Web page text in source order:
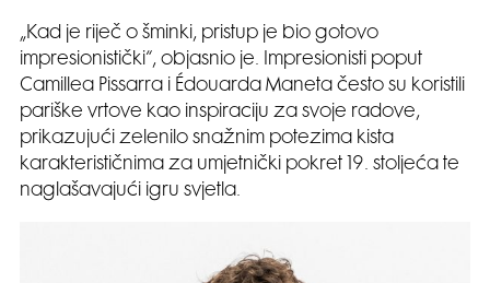
„Kad je riječ o šminki, pristup je bio gotovo
impresionistički“, objasnio je. Impresionisti poput
Camillea Pissarra i Édouarda Maneta često su koristili
pariške vrtove kao inspiraciju za svoje radove,
prikazujući zelenilo snažnim potezima kista
karakterističnima za umjetnički pokret 19. stoljeća te
naglašavajući igru svjetla.